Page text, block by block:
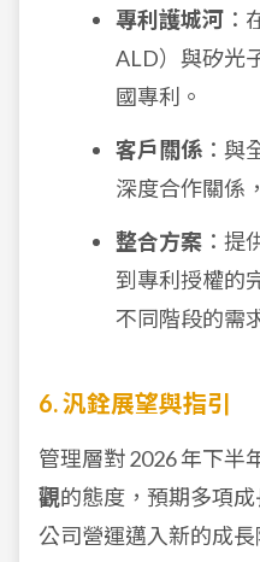
專利護城河 ：
ALD）與矽光
國專利。
客戶關係 ：與
深度合作關係
整合方案 ：提
到專利授權的
不同階段的需
6. 汎銓展望與指引
管理層對 2026 年下半
觀的態度，預期多項
公司營運邁入新的成長